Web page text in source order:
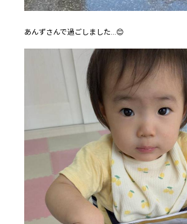
あんずさんで過ごしました…😊